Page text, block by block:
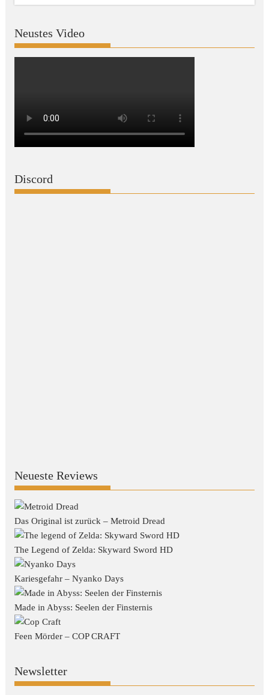
Neustes Video
Discord
Neueste Reviews
Das Original ist zurück – Metroid Dread
The Legend of Zelda: Skyward Sword HD
Kariesgefahr – Nyanko Days
Made in Abyss: Seelen der Finsternis
Feen Mörder – COP CRAFT
Newsletter